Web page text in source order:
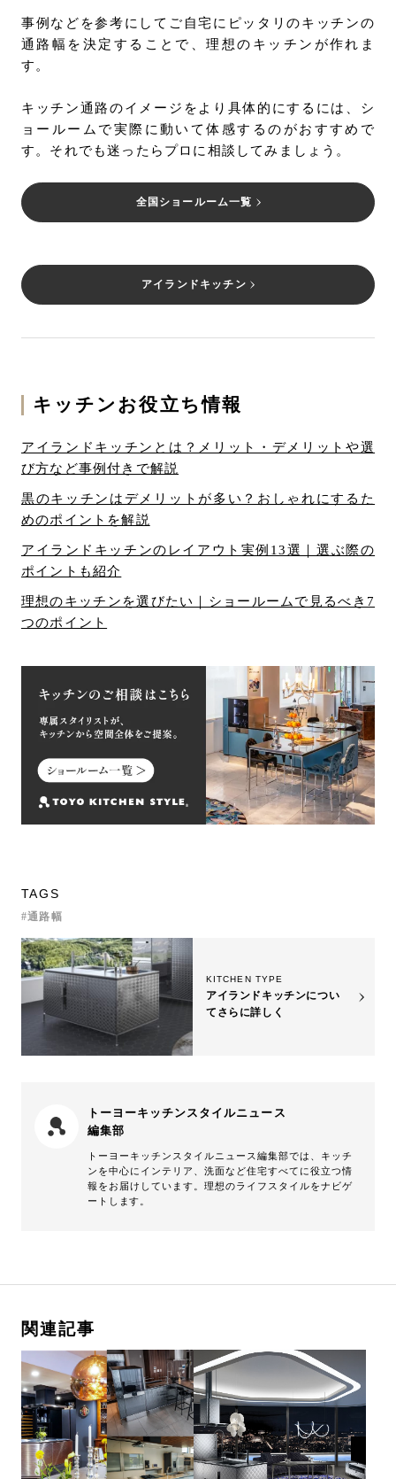
事例などを参考にしてご自宅にピッタリのキッチンの
通路幅を決定することで、理想のキッチンが作れま
す。
キッチン通路のイメージをより具体的にするには、シ
ョールームで実際に動いて体感するのがおすすめで
す。それでも迷ったらプロに相談してみましょう。
全国ショールーム一覧
アイランドキッチン
キッチンお役立ち情報
アイランドキッチンとは？メリット・デメリットや選
び方など事例付きで解説
黒のキッチンはデメリットが多い？おしゃれにするた
めのポイントを解説
アイランドキッチンのレイアウト実例13選｜選ぶ際の
ポイントも紹介
理想のキッチンを選びたい｜ショールームで見るべき7
つのポイント
TAGS
通路幅
KITCHEN TYPE
アイランドキッチンについ
て さらに詳しく
トーヨーキッチンスタイルニュース
編集部
トーヨーキッチンスタイルニュース編集部では、キッチ
ンを中心にインテリア、洗面など住宅すべてに役立つ情
報をお届けしています。理想のライフスタイルをナビゲ
ートします。
関連記事